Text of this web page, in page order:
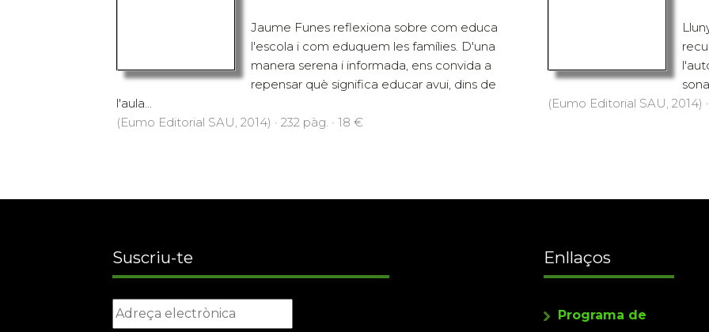
Jaume Funes reflexiona sobre com educa
l'escola i com eduquem les famílies. D'una
manera serena i informada, ens convida a
repensar què significa educar avui, dins de
l'aula...
(Eumo Editorial SAU, 2014) · 232 pàg. · 18 €
(Eumo Editorial SAU, 2014)
Suscriu-te Enllaços
Programa de